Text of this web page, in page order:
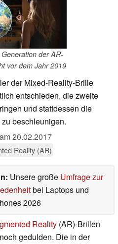
der AR-
vor dem Jahr 2019
der Mixed-Reality-Brille
entschieden, die zweite
und stattdessen die
beschleunigen.
20.02.2017
Reality (AR)
Unsere große Umfrage zur
bei Laptops und
2026
Reality (AR)-Brillen
gedulden. Die in der